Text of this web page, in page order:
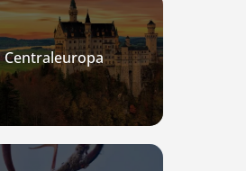
Centraleuropa